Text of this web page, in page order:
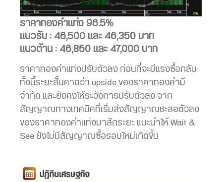
ราคาทองคำแท่ง 96.5%
แนวรับ : 46,500 และ 46,350 บาท
แนวต้าน : 46,850 และ 47,000 บาท
ราคาทองคำแท่งปรับตัวลง ก่อนที่จะมีแรงซื้อกลับ
ทั้งนี้ระยะสั้นคาดว่า upside ของราคาทองคำมี
จำกัด และยังคงให้ระวังการปรับตัวลง จาก
สัญญาณทางเทคนิคที่เริ่มส่งสัญญาณชะลอตัวลง
ของราคาทองคำแท่งมาสักระยะ แนะนำให้ Wait &
See ยังไม่มีสัญญาณซื้อรอบใหม่เกิดขึ้น